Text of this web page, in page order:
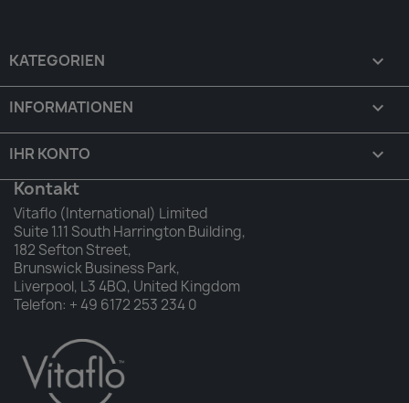
KATEGORIEN 
INFORMATIONEN 
IHR KONTO 
Kontakt
Vitaflo (International) Limited
Suite 1.11 South Harrington Building,
182 Sefton Street,
Brunswick Business Park,
Liverpool, L3 4BQ, United Kingdom
Telefon: + 49 6172 253 234 0